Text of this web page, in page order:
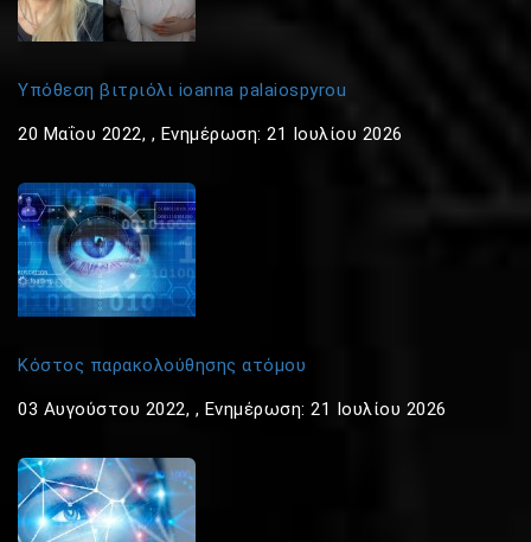
Υπόθεση βιτριόλι ioanna palaiospyrou
20 Μαΐου 2022, , Ενημέρωση: 21 Ιουλίου 2026
Κόστος παρακολούθησης ατόμου
03 Αυγούστου 2022, , Ενημέρωση: 21 Ιουλίου 2026